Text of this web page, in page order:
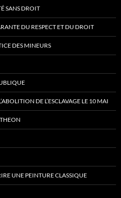
SANS DROIT
DU RESPECT ET DU DROIT
DES MINEURS
DE L’ESCLAVAGE LE 10 MAI
UNE PEINTURE CLASSIQUE